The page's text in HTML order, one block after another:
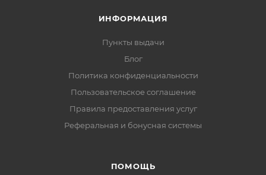
ИНФОРМАЦИЯ
Пункты выдачи
Блог
Политика конфиденциальности
Пользовательское соглашение
Правила предоставления услуг
Реферальная и бонусная системы
ПОМОЩЬ